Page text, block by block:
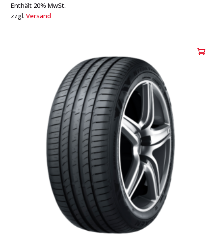
Enthält 20% MwSt.
zzgl.Versand